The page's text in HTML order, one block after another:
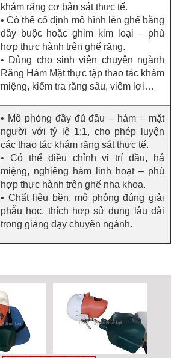
khám răng cơ bản sát thực tế.
• Có thể cố định mô hình lên ghế bằng
dây buộc hoặc ghim kim loại – phù
hợp thực hành trên ghế răng.
• Dùng cho sinh viên chuyên ngành
Răng Hàm Mặt thực tập thao tác khám
miệng, kiểm tra răng sâu, viêm lợi…
• Mô phỏng đầy đủ đầu – hàm – mặt
người với tỷ lệ 1:1, cho phép luyện
các thao tác khám răng sát thực tế.
• Có thể điều chỉnh vị trí đầu, há
miệng, nghiêng hàm linh hoạt – phù
hợp thực hành trên ghế nha khoa.
• Chất liệu bền, mô phỏng đúng giải
phẫu học, thích hợp sử dụng lâu dài
trong giảng dạy chuyên ngành.